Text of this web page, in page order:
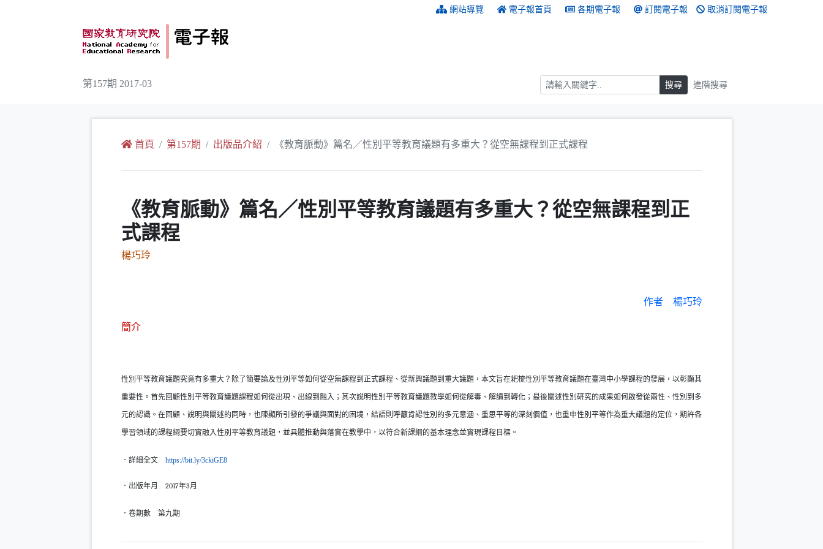
網站導覽 電子報首頁 各期電子報 訂閱電子報 取消訂閱電子報
第157期 2017-03 搜尋 搜尋 進階搜尋
首頁 第157期 出版品介紹 《教育脈動》篇名／性別平等教育議題有多重大？從空無課程到正式課程
《教育脈動》篇名／性別平等教育議題有多重大？從空無課程到正
式課程
楊巧玲
作者 楊巧玲
簡介
性別平等教育議題究竟有多重大？除了簡要論及性別平等如何從空無課程到正式課程、從新興議題到重大議題，本文旨在耙梳性別平等教育議題在臺灣中小學課程的發展，以彰顯其
重要性。首先回顧性別平等教育議題課程如何從出現、出線到融入；其次說明性別平等教育議題教學如何從解毒、解讀到轉化；最後闡述性別研究的成果如何啟發從兩性、性別到多
元的認識。在回顧、說明與闡述的同時，也陳顯所引發的爭議與面對的困境，結語則呼籲肯認性別的多元意涵、重思平等的深刻價值，也重申性別平等作為重大議題的定位，期許各
學習領域的課程綱要切實融入性別平等教育議題，並具體推動與落實在教學中，以符合新課綱的基本理念並實現課程目標。
．詳細全文 https://bit.ly/3ckiGE8（另開新視窗）
．出版年月 2017年3月
．卷期數 第九期